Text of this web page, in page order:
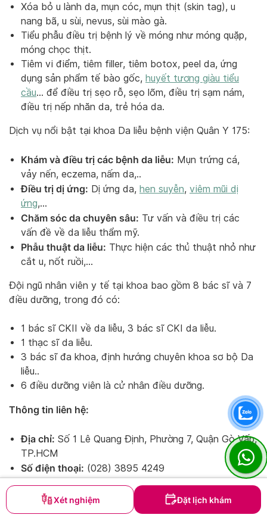
Xét nghiệm Đặt lịch khám
Xóa bỏ u lành da, mụn cóc, mụn thịt (skin tag), u
nang bã, u sùi, nevus, sùi mào gà.
Tiểu phẫu điều trị bệnh lý về móng như móng quặp,
móng chọc thịt.
Tiêm vi điểm, tiêm filler, tiêm botox, peel da, ứng
dụng sản phẩm tế bào gốc, huyết tương giàu tiểu
cầu… để điều trị sẹo rỗ, sẹo lõm, điều trị sạm nám,
điều trị nếp nhăn da, trẻ hóa da.
Dịch vụ nổi bật tại khoa Da liễu bệnh viện Quân Y 175:
Khám và điều trị các bệnh da liễu: Mụn trứng cá,
vảy nến, eczema, nấm da,..
Điều trị dị ứng: Dị ứng da, hen suyễn, viêm mũi dị
ứng,…
Chăm sóc da chuyên sâu: Tư vấn và điều trị các
vấn đề về da liễu thẩm mỹ.
Phẫu thuật da liễu: Thực hiện các thủ thuật nhỏ như
cắt u, nốt ruồi,…
Đội ngũ nhân viên y tế tại khoa bao gồm 8 bác sĩ và 7
điều dưỡng, trong đó có:
1 bác sĩ CKII về da liễu, 3 bác sĩ CKI da liễu.
1 thạc sĩ da liễu.
3 bác sĩ đa khoa, định hướng chuyên khoa sơ bộ Da
liễu..
6 điều dưỡng viên là cử nhân điều dưỡng.
Thông tin liên hệ:
Địa chỉ: Số 1 Lê Quang Định, Phường 7, Quận Gò Vấp,
TP.HCM
Số điện thoại: (028) 3895 4249
Kinh nghiệm thực tế khi đi khám da liễu